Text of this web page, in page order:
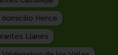
domicilio Herce
Llanes